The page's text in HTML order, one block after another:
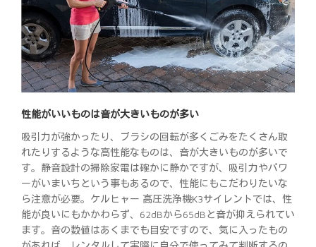
性能がいいものは音が大きいものが多い
吸引力が強かったり、ブラシの回転が多くごみをたくさん取
れたりするような高性能なものは、音が大きいものが多いで
す。静音設計の掃除家電は確かに静かですが、吸引力やパワ
ーがいまいちという事もあるので、性能にもこだわりたいな
ら注意が必要。ケルヒャー 高圧洗浄機K3サイレントでは、性
能が良いにもかかわらず、62dBから65dBと音が抑えられてい
ます。音の数値はあくまでも目安ですので、気に入ったもの